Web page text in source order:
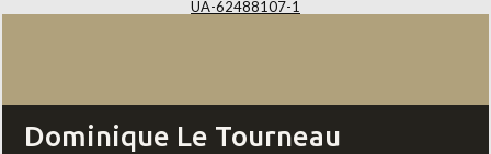
UA-62488107-1
Dominique Le Tourneau